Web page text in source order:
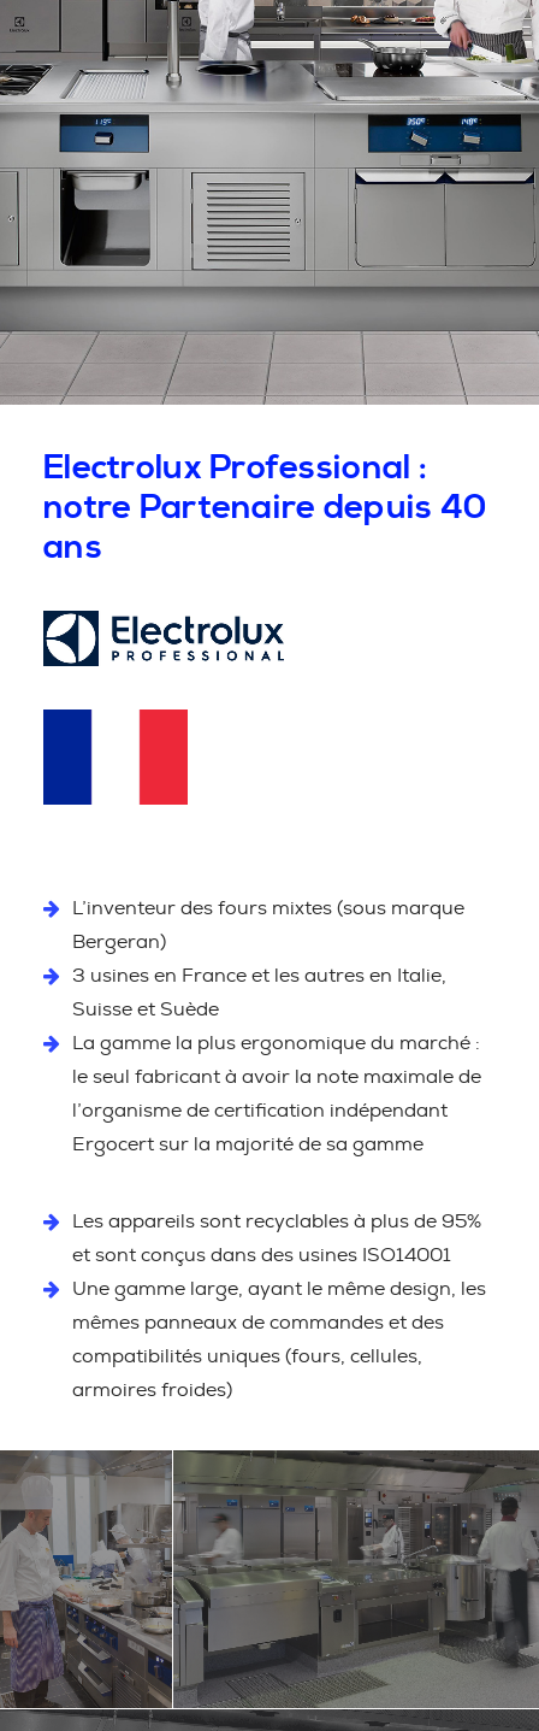
Electrolux Professional :
notre Partenaire depuis 40
ans
L’inventeur des fours mixtes (sous marque
Bergeran)
3 usines en France et les autres en Italie,
Suisse et Suède
La gamme la plus ergonomique du marché :
le seul fabricant à avoir la note maximale de
l’organisme de certification indépendant
Ergocert sur la majorité de sa gamme
Les appareils sont recyclables à plus de 95%
et sont conçus dans des usines ISO14001
Une gamme large, ayant le même design, les
mêmes panneaux de commandes et des
compatibilités uniques (fours, cellules,
armoires froides)